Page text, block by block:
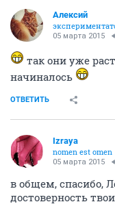
Алексий
05 марта 2015
так они уже
начиналось
ОТВЕТИТЬ
Izraya
nomen est omen
05 марта 2015
в общем, спасибо,
достоверность